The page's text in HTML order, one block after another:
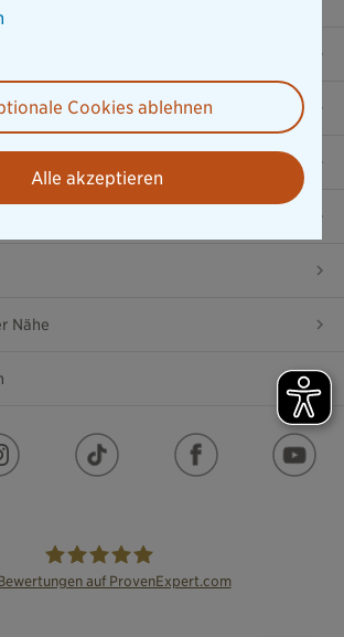
Nähe
auf ProvenExpert.com
Cookies ablehnen
Alle akzeptieren